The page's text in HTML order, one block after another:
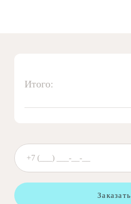
Итого:
Заказать